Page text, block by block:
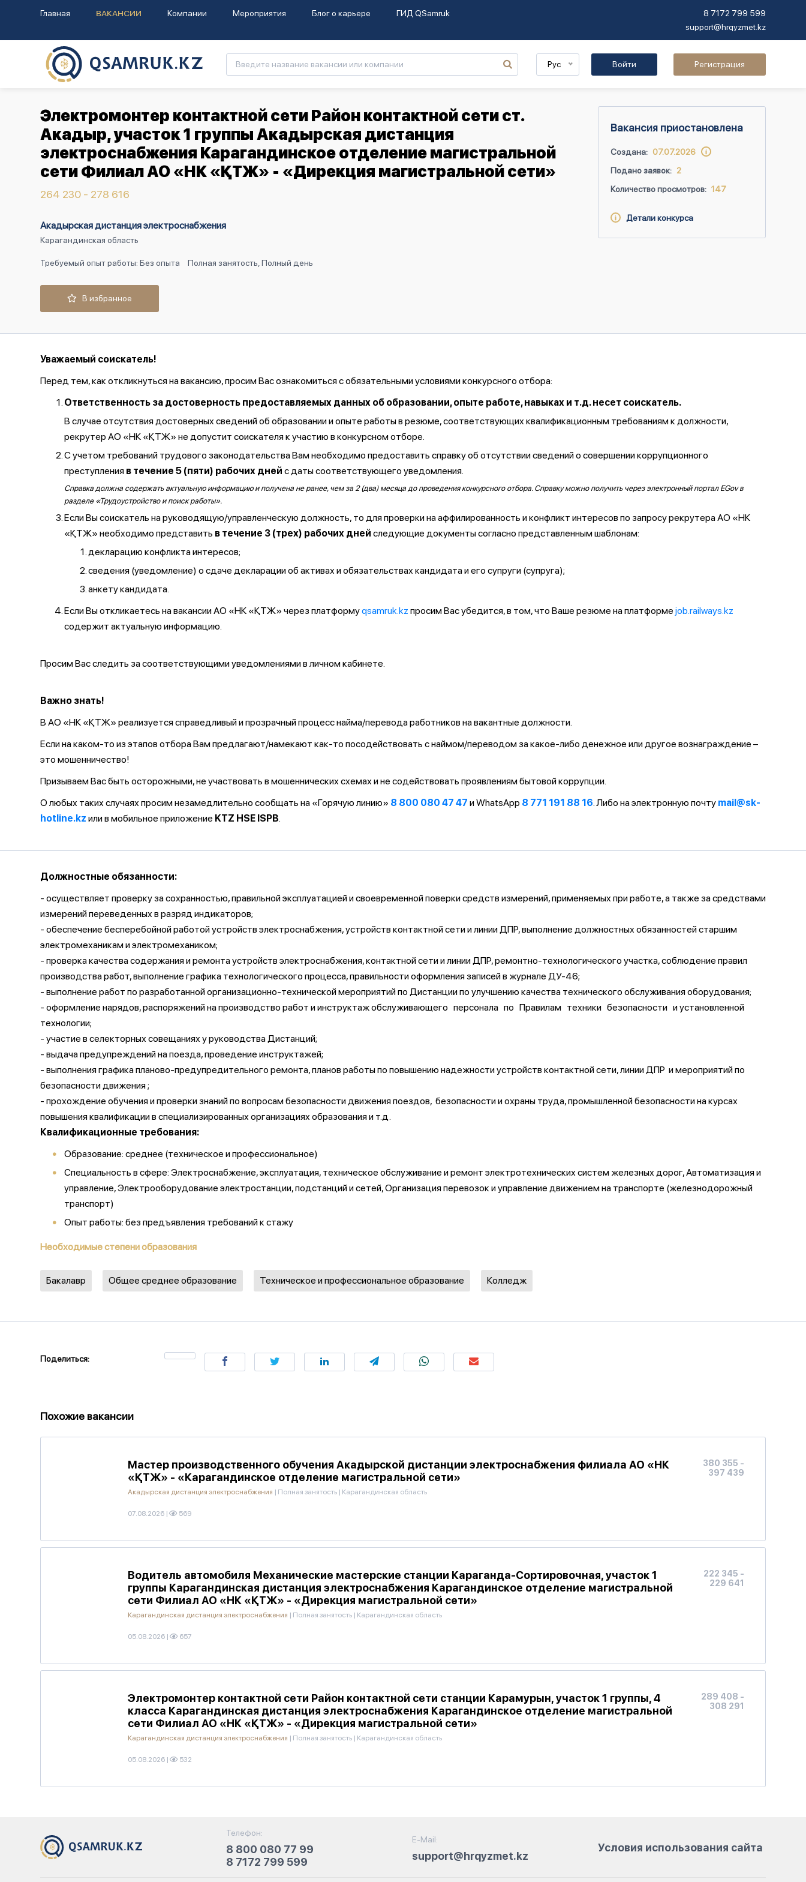
Главная ВАКАНСИИ Компании Мероприятия Блог о карьере ГИД QSamruk
8 7172 799 599
support@hrqyzmet.kz
Рус Войти Регистрация
Электромонтер контактной сети Район контактной сети ст.
Акадыр, участок 1 группы Акадырская дистанция
электроснабжения Карагандинское отделение магистральной
сети Филиал АО «НК «ҚТЖ» - «Дирекция магистральной сети»
264 230 - 278 616
Акадырская дистанция электроснабжения
Карагандинская область
Требуемый опыт работы: Без опыта Полная занятость, Полный день
Вакансия приостановлена
Создана: 07.07.2026
Подано заявок: 2
Количество просмотров: 147
Детали конкурса
В избранное
Уважаемый соискатель!
Перед тем, как откликнуться на вакансию, просим Вас ознакомиться с обязательными условиями конкурсного отбора:
Ответственность за достоверность предоставляемых данных об образовании, опыте работе, навыках и т.д. несет соискатель.
В случае отсутствия достоверных сведений об образовании и опыте работы в резюме, соответствующих квалификационным требованиям к должности,
рекрутер АО «НК «ҚТЖ» не допустит соискателя к участию в конкурсном отборе.
С учетом требований трудового законодательства Вам необходимо предоставить справку об отсутствии сведений о совершении коррупционного
преступления в течение 5 (пяти) рабочих дней с даты соответствующего уведомления.
Справка должна содержать актуальную информацию и получена не ранее, чем за 2 (два) месяца до проведения конкурсного отбора. Справку можно получить через электронный портал EGov в
разделе «Трудоустройство и поиск работы».
Если Вы соискатель на руководящую/управленческую должность, то для проверки на аффилированность и конфликт интересов по запросу рекрутера АО «НК
«ҚТЖ» необходимо представить в течение 3 (трех) рабочих дней следующие документы согласно представленным шаблонам:
декларацию конфликта интересов;
сведения (уведомление) о сдаче декларации об активах и обязательствах кандидата и его супруги (супруга);
анкету кандидата.
Если Вы откликаетесь на вакансии АО «НК «ҚТЖ» через платформуqsamruk.kz просим Вас убедится, в том, что Ваше резюме на платформе job.railways.kz
содержит актуальную информацию.
Просим Вас следить за соответствующими уведомлениями в личном кабинете.
Важно знать!
В АО «НК «ҚТЖ» реализуется справедливый и прозрачный процесс найма/перевода работников на вакантные должности.
Если на каком-то из этапов отбора Вам предлагают/намекают как-то посодействовать с наймом/переводом за какое-либо денежное или другое вознаграждение –
это мошенничество!
Призываем Вас быть осторожными, не участвовать в мошеннических схемах и не содействовать проявлениям бытовой коррупции.
О любых таких случаях просим незамедлительно сообщать на «Горячую линию» 8 800 080 47 47 и WhatsApp 8 771 191 88 16. Либо на электронную почту mail@sk-
hotline.kz или в мобильное приложение KTZ HSE ISPB.
Должностные обязанности:
- осуществляет проверку за сохранностью, правильной эксплуатацией и своевременной поверки средств измерений, применяемых при работе, а также за средствами
измерений переведенных в разряд индикаторов;
- обеспечение бесперебойной работой устройств электроснабжения, устройств контактной сети и линии ДПР, выполнение должностных обязанностей старшим
электромеханикам и электромехаником;
- проверка качества содержания и ремонта устройств электроснабжения, контактной сети и линии ДПР, ремонтно-технологического участка, соблюдение правил
производства работ, выполнение графика технологического процесса, правильности оформления записей в журнале ДУ-46;
- выполнение работ по разработанной организационно-технической мероприятий по Дистанции по улучшению качества технического обслуживания оборудования;
- оформление нарядов, распоряжений на производство работ и инструктаж обслуживающего персонала по Правилам техники безопасности и установленной
технологии;
- участие в селекторных совещаниях у руководства Дистанций;
- выдача предупреждений на поезда, проведение инструктажей;
- выполнения графика планово-предупредительного ремонта, планов работы по повышению надежности устройств контактной сети, линии ДПР и мероприятий по
безопасности движения ;
- прохождение обучения и проверки знаний по вопросам безопасности движения поездов, безопасности и охраны труда, промышленной безопасности на курсах
повышения квалификации в специализированных организациях образования и т.д.
Квалификационные требования:
Образование: среднее (техническое и профессиональное)
Специальность в сфере: Электроснабжение, эксплуатация, техническое обслуживание и ремонт электротехнических систем железных дорог, Автоматизация и
управление, Электрооборудование электростанции, подстанций и сетей, Организация перевозок и управление движением на транспорте (железнодорожный
транспорт)
Опыт работы: без предъявления требований к стажу
Необходимые степени образования
Бакалавр Общее среднее образование Техническое и профессиональное образование Колледж
Поделиться:
Похожие вакансии
Мастер производственного обучения Акадырской дистанции электроснабжения филиала АО «НК
«ҚТЖ» - «Карагандинское отделение магистральной сети»
Акадырская дистанция электроснабжения | Полная занятость | Карагандинская область
07.08.2026 | 569
380 355 -
397 439
Водитель автомобиля Механические мастерские станции Караганда-Сортировочная, участок 1
группы Карагандинская дистанция электроснабжения Карагандинское отделение магистральной
сети Филиал АО «НК «ҚТЖ» - «Дирекция магистральной сети»
Карагандинская дистанция электроснабжения | Полная занятость | Карагандинская область
05.08.2026 | 657
222 345 -
229 641
Электромонтер контактной сети Район контактной сети станции Карамурын, участок 1 группы, 4
класса Карагандинская дистанция электроснабжения Карагандинское отделение магистральной
сети Филиал АО «НК «ҚТЖ» - «Дирекция магистральной сети»
Карагандинская дистанция электроснабжения | Полная занятость | Карагандинская область
05.08.2026 | 532
289 408 -
308 291
Телефон:
8 800 080 77 99
8 7172 799 599
E-Mail:
support@hrqyzmet.kz
Условия использования сайта